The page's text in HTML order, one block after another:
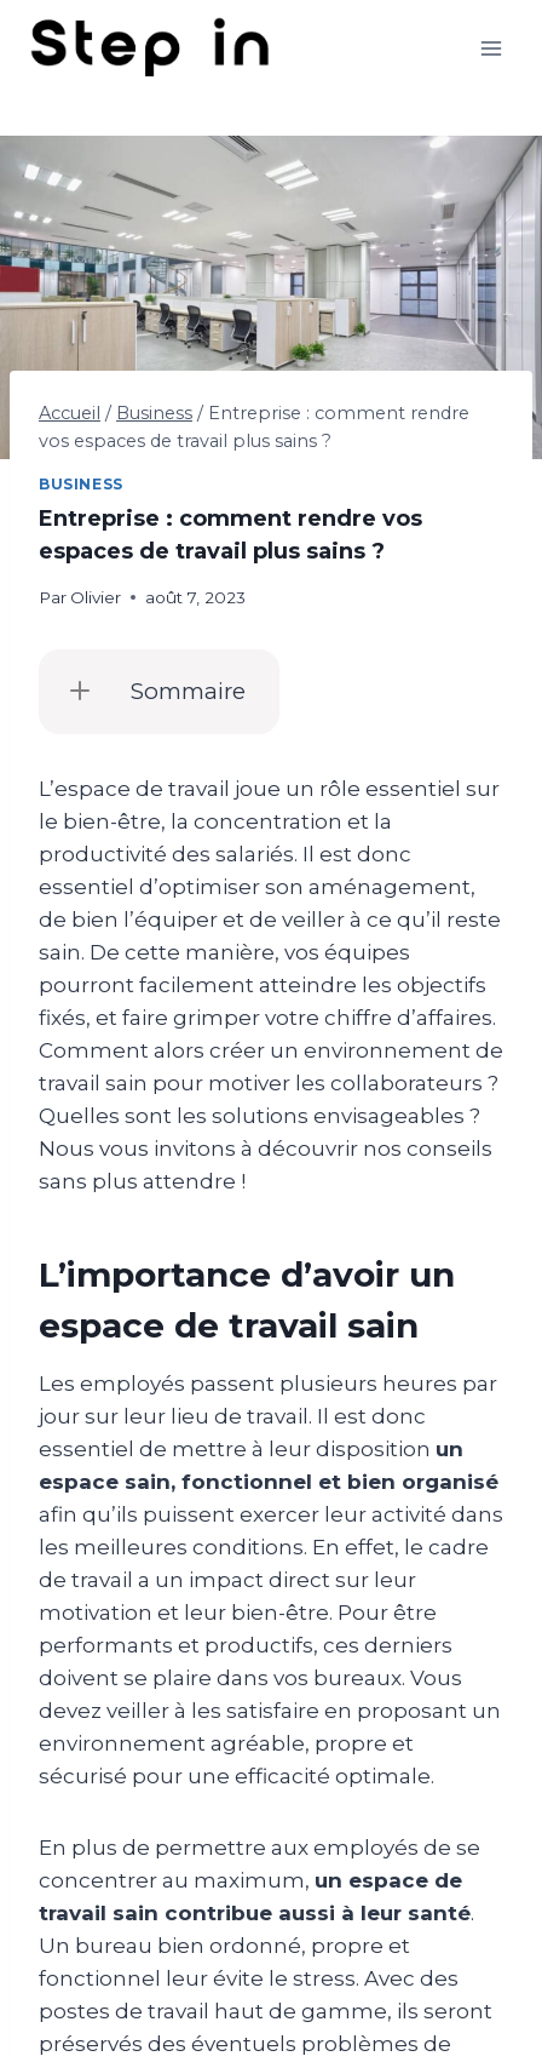
Aller
Accueil / Business / Entreprise : comment rendre
vos espaces de travail plus sains ?
BUSINESS
Entreprise : comment rendre vos
espaces de travail plus sains ?
Par Olivier août 7, 2023
Sommaire
L’espace de travail joue un rôle essentiel sur
le bien-être, la concentration et la
productivité des salariés. Il est donc
essentiel d’optimiser son aménagement,
de bien l’équiper et de veiller à ce qu’il reste
sain. De cette manière, vos équipes
pourront facilement atteindre les objectifs
fixés, et faire grimper votre chiffre d’affaires.
Comment alors créer un environnement de
travail sain pour motiver les collaborateurs ?
Quelles sont les solutions envisageables ?
Nous vous invitons à découvrir nos conseils
sans plus attendre !
L’importance d’avoir un
espace de travail sain
Les employés passent plusieurs heures par
jour sur leur lieu de travail. Il est donc
essentiel de mettre à leur disposition un
espace sain, fonctionnel et bien organisé
afin qu’ils puissent exercer leur activité dans
les meilleures conditions. En effet, le cadre
de travail a un impact direct sur leur
motivation et leur bien-être. Pour être
performants et productifs, ces derniers
doivent se plaire dans vos bureaux. Vous
devez veiller à les satisfaire en proposant un
environnement agréable, propre et
sécurisé pour une efficacité optimale.
En plus de permettre aux employés de se
concentrer au maximum, un espace de
travail sain contribue aussi à leur santé.
Un bureau bien ordonné, propre et
fonctionnel leur évite le stress. Avec des
postes de travail haut de gamme, ils seront
préservés des éventuels problèmes de